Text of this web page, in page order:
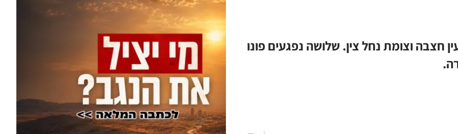
קשה בכביש 90 סמוך לעין חצבה וצומת נחל צין. שלושה נפגעים פונו
עוד בספורט >